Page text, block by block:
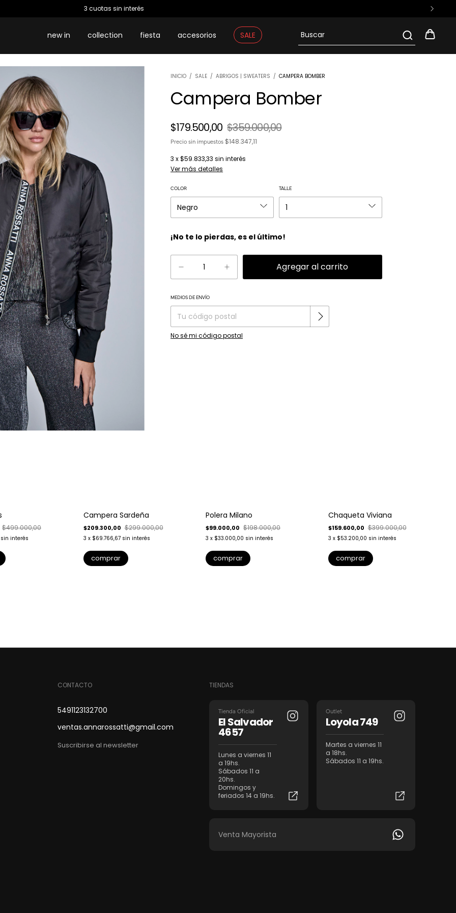
3 cuotas sin interés
new in collection fiesta accesorios SALE
INICIO / SALE / ABRIGOS | SWEATERS / CAMPERA BOMBER
Campera Bomber
$179.500,00 $359.000,00
Precio sin impuestos $148.347,11
3 x$59.833,33 sin interés
Ver más detalles
COLOR TALLE
¡No te lo pierdas, es el último!
Entregas para el CP:
MEDIOS DE ENVÍO
No sé mi código postal
$499.000,00
sin interés
Envío gratis
Campera Sardeña
$209.300,00 $299.000,00
3 x $69.766,67 sin interés
comprar
Polera Milano
$99.000,00 $198.000,00
3 x $33.000,00 sin interés
comprar
Envío gratis
Chaqueta Viviana
$159.600,00 $399.000,00
3 x $53.200,00 sin interés
comprar
CONTACTO
5491123132700
ventas.annarossatti@gmail.com
Suscribirse al newsletter
TIENDAS
Tienda Oficial
El Salvador
4657
Lunes a viernes 11
a 19hs.
Sábados 11 a
20hs.
Domingos y
feriados 14 a 19hs.
Outlet
Loyola 749
Martes a viernes 11
a 18hs.
Sábados 11 a 19hs.
Venta Mayorista